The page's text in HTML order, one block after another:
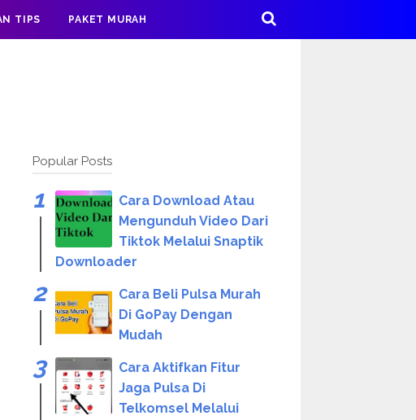
TIPS PAKET MURAH
Popular Posts
Cara Download Atau
Mengunduh Video Dari
Tiktok Melalui Snaptik
Downloader
Cara Beli Pulsa Murah
Di GoPay Dengan
Mudah
Cara Aktifkan Fitur
Jaga Pulsa Di
Telkomsel Melalui